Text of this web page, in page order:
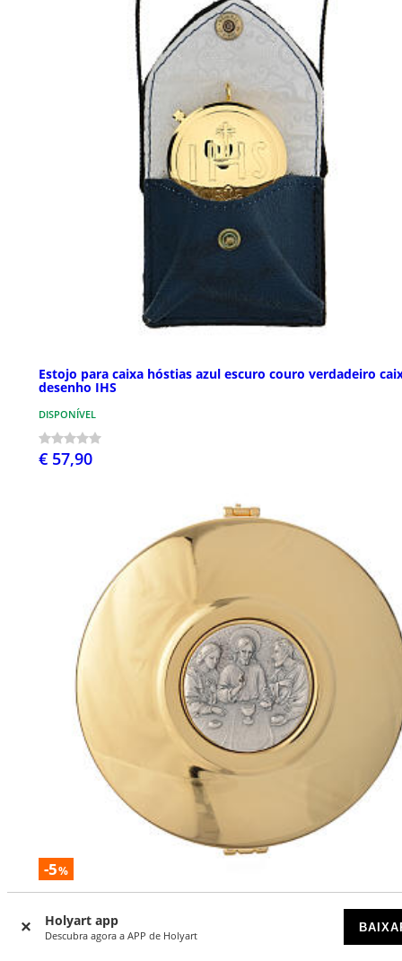
Holyart app
Descubra agora a APP de Holyart
Estojo para caixa hóstias azul escuro couro verdadeiro
desenho IHS
DISPONÍVEL
€ 57,90
-5%
Caixa de hóstia latão medalhão peltre Última Ceia 11 cm
A CHEGAR